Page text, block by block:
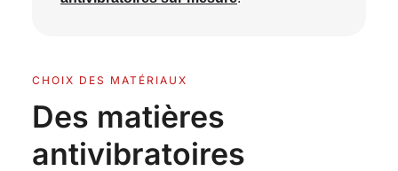
CHOIX DES MATÉRIAUX
Des matières
antivibratoires